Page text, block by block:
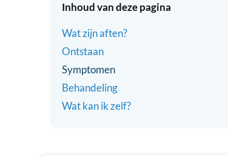
Inhoud van deze pagina
Wat zijn aften?
Ontstaan
Symptomen
Behandeling
Wat kan ik zelf?